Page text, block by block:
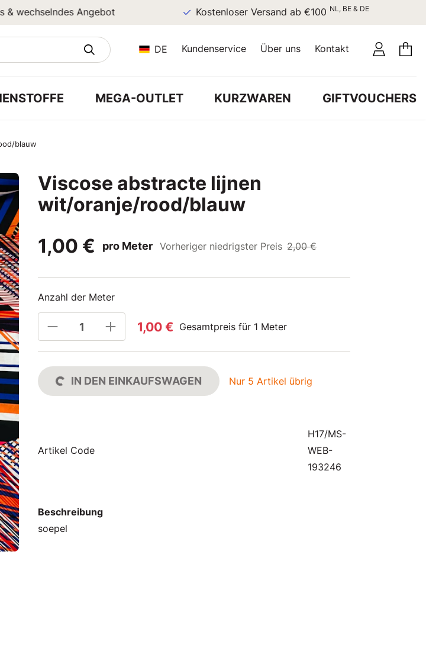
Angebot Kostenloser Versand ab €100NL, BE & DE
DE Kundenservice Über uns Kontakt
MEGA-OUTLET KURZWAREN GIFTVOUCHERS
blauw
Viscose abstracte lijnen
wit/oranje/rood/blauw
1,00 €
pro Meter Vorheriger niedrigster Preis 2,00 €
Anzahl der Meter
1,00 € Gesamtpreis für 1 Meter
IN DEN EINKAUFSWAGEN Nur 5 Artikel übrig
Artikel Code
H17/MS-
WEB-
193246
Beschreibung
soepel